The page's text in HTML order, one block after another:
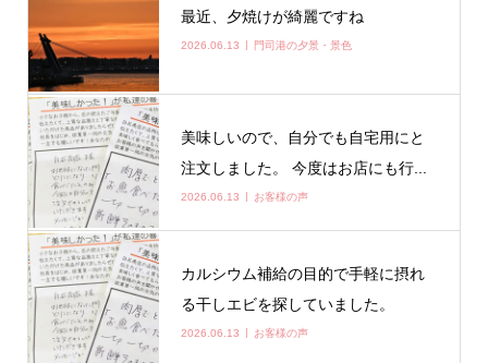
最近、夕焼けが綺麗ですね
2026.06.13 門司港の夕景・景色
美味しいので、自分でも自宅用にと
注文しました。 今度はお店にも行...
2026.06.13 お客様の声
カルシウム補給の目的で手軽に摂れ
る干しエビを探していました。
2026.06.13 お客様の声